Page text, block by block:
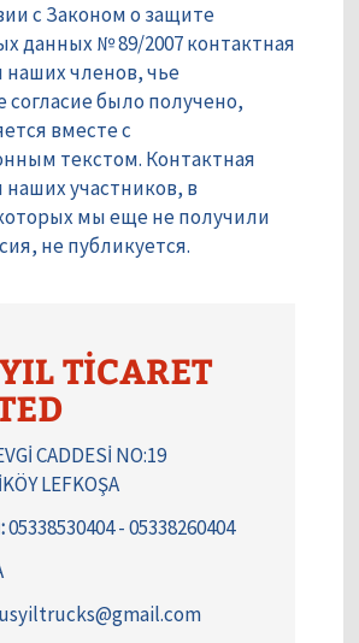
с Законом о защите
данных № 89/2007 контактная
членов, чье
согласие было получено,
вместе с
текстом. Контактная
участников, в
мы еще не получили
не публикуется.
TİCARET
CADDESİ NO:19
LEFKOŞA
05338530404 - 05338260404